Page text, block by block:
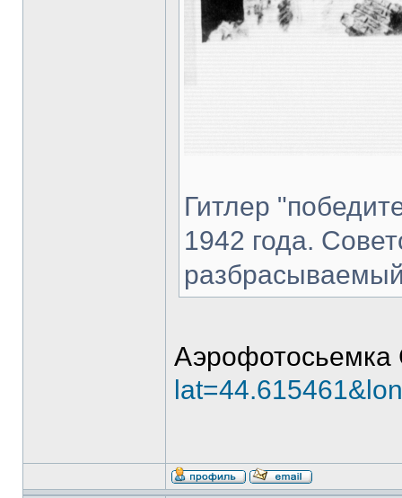
Гитлер
1942 года.
Аэрофотосьемка